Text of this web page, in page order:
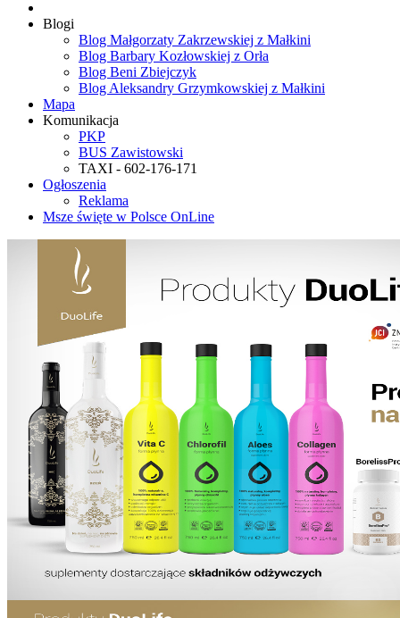
Blogi
Blog Małgorzaty Zakrzewskiej z Małkini
Blog Barbary Kozłowskiej z Orła
Blog Beni Zbiejczyk
Blog Aleksandry Grzymkowskiej z Małkini
Mapa
Komunikacja
PKP
BUS Zawistowski
TAXI - 602-176-171
Ogłoszenia
Reklama
Msze święte w Polsce OnLine